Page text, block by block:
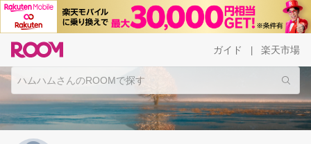
ガイド 楽天市場